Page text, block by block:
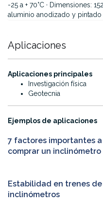
-25 a + 70°C · Dimensiones:
aluminio anodizado y pintado
Aplicaciones
·
Aplicaciones principales
Investigación física
Geotecnia
·
Ejemplos de aplicaciones
7 factores importantes
comprar un inclinómetro
Estabilidad en trenes
inclinómetros